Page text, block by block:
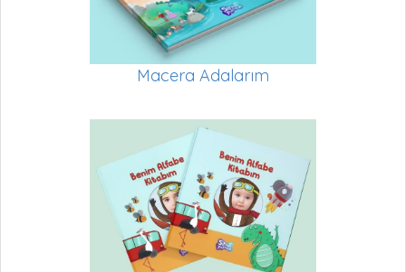
Macera Adalarım